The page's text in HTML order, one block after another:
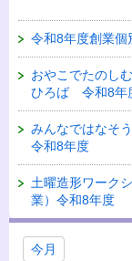
令和8年度創業個
おやこでたのし
ひろば 令和8年
みんなではなそ
令和8年度
土曜造形ワーク
業）令和8年度
今月